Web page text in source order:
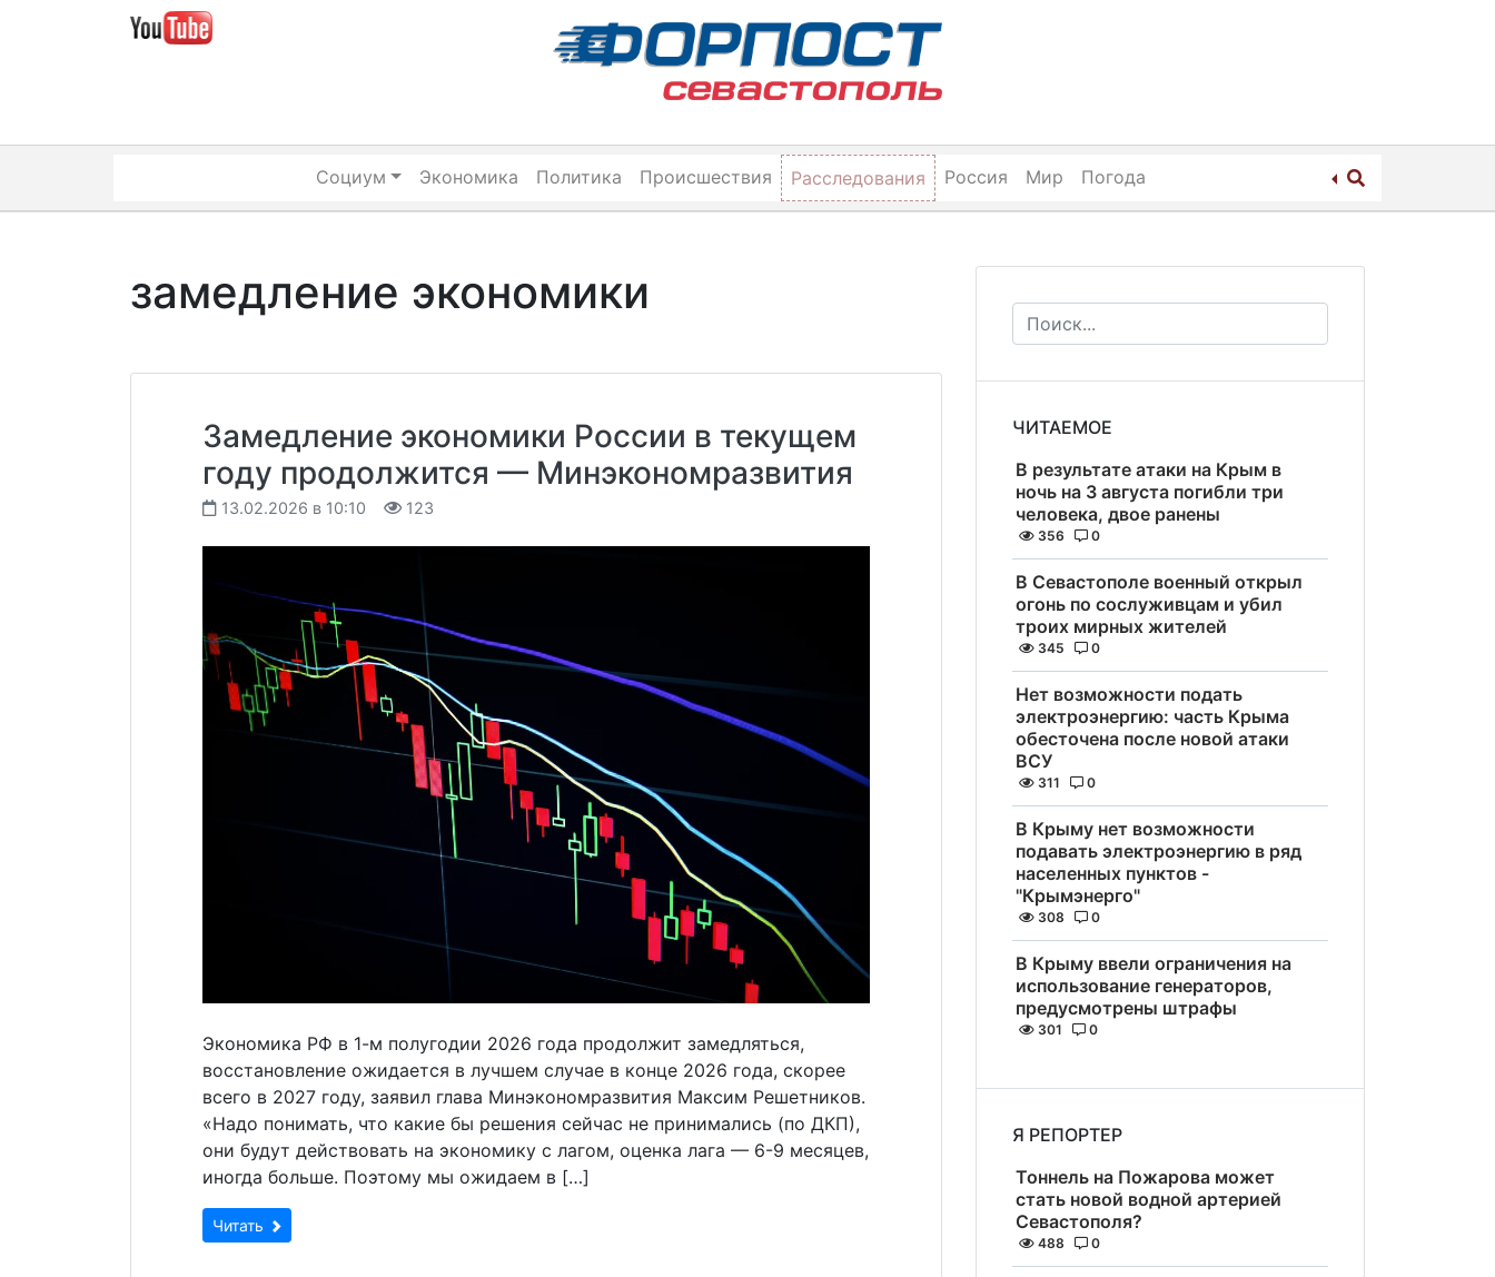
Социум Экономика Политика Происшествия Расследования Россия Мир Погода
замедление экономики
Замедление экономики России в текущем
году продолжится — Минэкономразвития
13.02.2026 в 10:10 123
Экономика РФ в 1-м полугодии 2026 года продолжит замедляться,
восстановление ожидается в лучшем случае в конце 2026 года, скорее
всего в 2027 году, заявил глава Минэкономразвития Максим Решетников.
«Надо понимать, что какие бы решения сейчас не принимались (по ДКП),
они будут действовать на экономику с лагом, оценка лага — 6-9 месяцев,
иногда больше. Поэтому мы ожидаем в […]
Читать
ЧИТАЕМОЕ
В результате атаки на Крым в
ночь на 3 августа погибли три
человека, двое ранены
356 0
В Севастополе военный открыл
огонь по сослуживцам и убил
троих мирных жителей
345 0
Нет возможности подать
электроэнергию: часть Крыма
обесточена после новой атаки
ВСУ
311 0
В Крыму нет возможности
подавать электроэнергию в ряд
населенных пунктов -
"Крымэнерго"
308 0
В Крыму ввели ограничения на
использование генераторов,
предусмотрены штрафы
301 0
Я РЕПОРТЕР
Тоннель на Пожарова может
стать новой водной артерией
Севастополя?
488 0